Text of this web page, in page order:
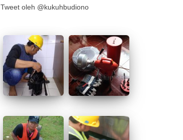
Tweet oleh @kukuhbudiono